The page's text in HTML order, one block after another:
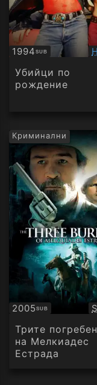
1994SUB
Субтитри
Убийци по
рождение
Криминални
2005SUB
Субтитри
Трите
на Мелкиадес
Естрада